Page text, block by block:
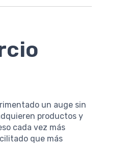
un auge sin
productos y
cada vez más
que más